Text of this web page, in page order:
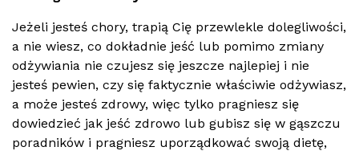
Jeżeli jesteś chory, trapią Cię przewlekle dolegliwości,
a nie wiesz, co dokładnie jeść lub pomimo zmiany
odżywiania nie czujesz się jeszcze najlepiej i nie
jesteś pewien, czy się faktycznie właściwie odżywiasz,
a może jesteś zdrowy, więc tylko pragniesz się
dowiedzieć jak jeść zdrowo lub gubisz się w gąszczu
poradników i pragniesz uporządkować swoją dietę,